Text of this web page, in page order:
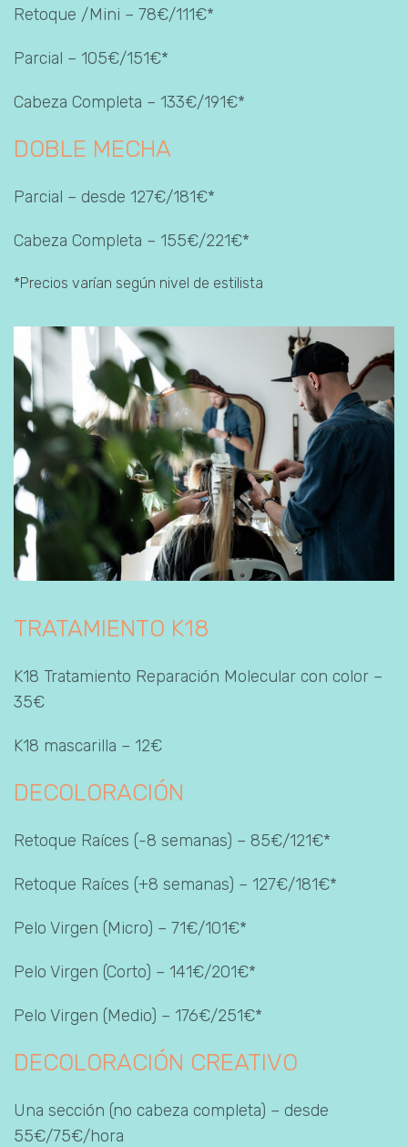
Retoque /Mini – 78€/111€*
Parcial – 105€/151€*
Cabeza Completa – 133€/191€*
DOBLE MECHA
Parcial – desde 127€/181€*
Cabeza Completa – 155€/221€*
*Precios varían según nivel de estilista
TRATAMIENTO K18
K18 Tratamiento Reparación Molecular con color –
35€
K18 mascarilla – 12€
DECOLORACIÓN
Retoque Raíces (-8 semanas) – 85€/121€*
Retoque Raíces (+8 semanas) – 127€/181€*
Pelo Virgen (Micro) – 71€/101€*
Pelo Virgen (Corto) – 141€/201€*
Pelo Virgen (Medio) – 176€/251€*
DECOLORACIÓN CREATIVO
Una sección (no cabeza completa) – desde
55€/75€/hora